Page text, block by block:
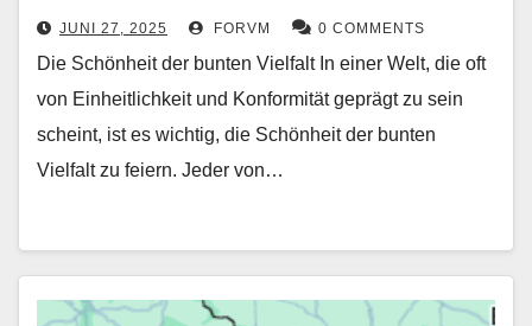
JUNI 27, 2025 FORVM 0 COMMENTS
Die Schönheit der bunten Vielfalt In einer Welt, die oft
von Einheitlichkeit und Konformität geprägt zu sein
scheint, ist es wichtig, die Schönheit der bunten
Vielfalt zu feiern. Jeder von…